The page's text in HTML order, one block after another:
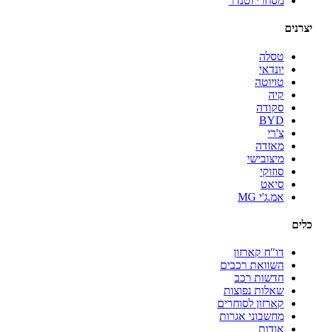
יצרנים
טסלה
יונדאי
טויוטה
קיה
סקודה
BYD
צ'רי
מאזדה
מיצובישי
סוזוקי
סיאט
אמ.ג'י MG
כלים
דו"ח קארזון
השוואת רכבים
חדשות רכב
שאלות נפוצות
קארזון לסוחרים
מחשבוני אגרות
אודות